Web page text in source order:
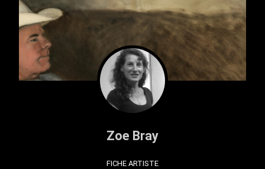
Zoe Bray
FICHE ARTISTE